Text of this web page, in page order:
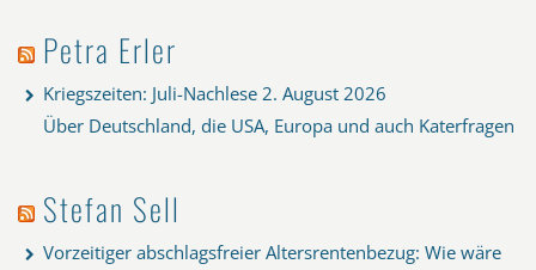
Petra Erler
Kriegszeiten: Juli-Nachlese 2. August 2026
Über Deutschland, die USA, Europa und auch Katerfragen
Stefan Sell
Vorzeitiger abschlagsfreier Altersrentenbezug: Wie wäre